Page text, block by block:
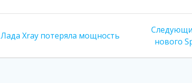
Предыдущая
Лада Xray потеряла мощность
нового